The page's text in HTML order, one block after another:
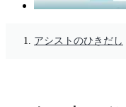
アシストのひきだし